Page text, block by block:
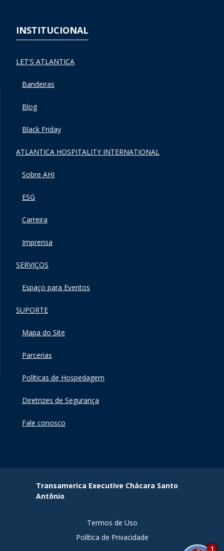
INSTITUCIONAL
LET'S ATLANTICA
Bandeiras
Blog
Black Friday
ATLANTICA HOSPITALITY INTERNATIONAL
Sobre AHI
ESG
Carreira
Imprensa
SERVIÇOS
Espaço para Eventos
SUPORTE
Mapa do Site
Parcerias
Políticas de Hospedagem
Diretrizes de Segurança
Fale conosco
Transamerica Executive Chácara Santo
Antônio
Termos de Uso
Política de Privacidade
1